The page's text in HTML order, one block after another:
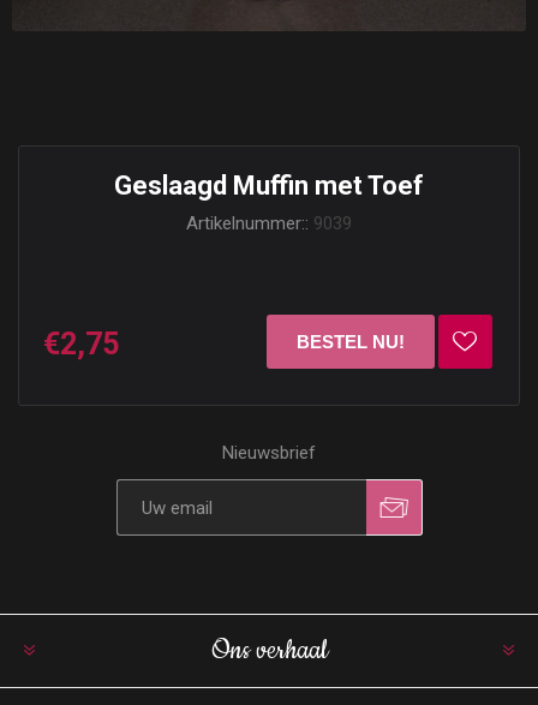
Geslaagd Muffin met Toef
Artikelnummer:: 9039
€2,75
Nieuwsbrief
Ons verhaal